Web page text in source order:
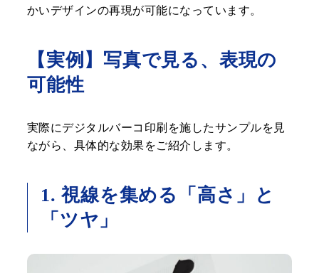
かいデザインの再現が可能になっています。
【実例】写真で見る、表現の
可能性
実際にデジタルバーコ印刷を施したサンプルを見
ながら、具体的な効果をご紹介します。
1. 視線を集める「高さ」と
「ツヤ」